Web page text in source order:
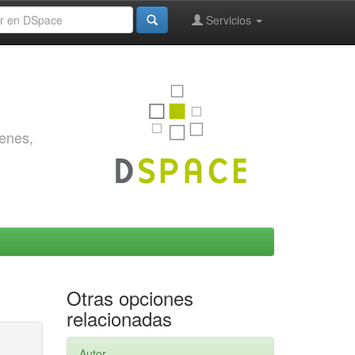
Servicios
Otras opciones
relacionadas